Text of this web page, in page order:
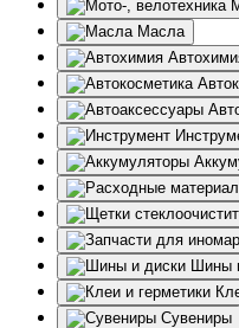
Масла
Шины
Сувениры